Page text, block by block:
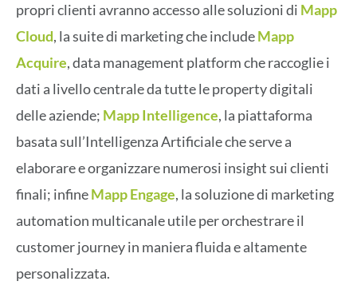
propri clienti avranno accesso alle soluzioni di Mapp
Cloud, la suite di marketing che includeMapp
Acquire, data management platform che raccoglie i
dati a livello centrale da tutte le property digitali
delle aziende; Mapp Intelligence, la piattaforma
basata sull’Intelligenza Artificiale che serve a
elaborare e organizzare numerosi insight sui clienti
finali; infineMapp Engage, la soluzione di marketing
automation multicanale utile per orchestrare il
customer journey in maniera fluida e altamente
personalizzata.